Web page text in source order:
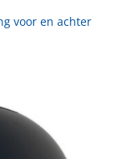
voor en achter